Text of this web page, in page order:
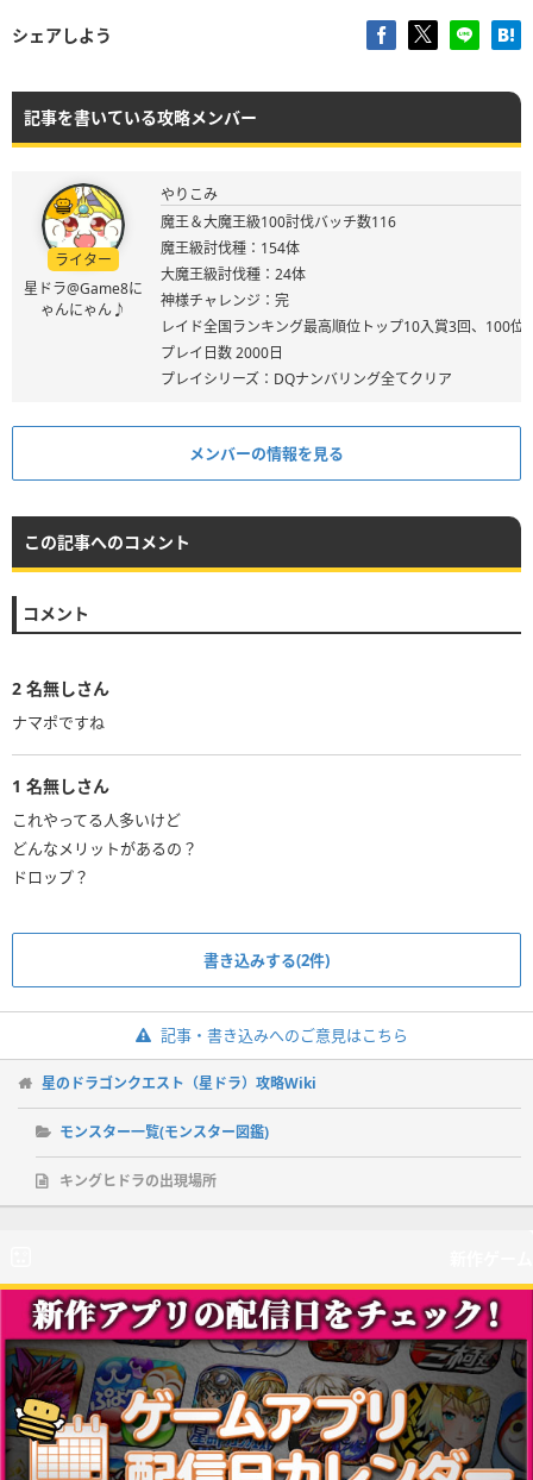
シェアしよう
記事を書いている攻略メンバー
ライター
星ドラ@Game8に
ゃんにゃん♪
やりこみ
魔王＆大魔王級100討伐バッチ数116
魔王級討伐種：154体
大魔王級討伐種：24体
神様チャレンジ：完
レイド全国ランキング最高順位トップ10入賞3回、100位
プレイ日数 2000日
プレイシリーズ：DQナンバリング全てクリア
メンバーの情報を見る
この記事へのコメント
コメント
2 名無しさん
ナマポですね
1 名無しさん
これやってる人多いけど
どんなメリットがあるの？
ドロップ？
書き込みする(2件)
記事・書き込みへのご意見はこちら
星のドラゴンクエスト（星ドラ）攻略Wiki
モンスター一覧(モンスター図鑑)
キングヒドラの出現場所